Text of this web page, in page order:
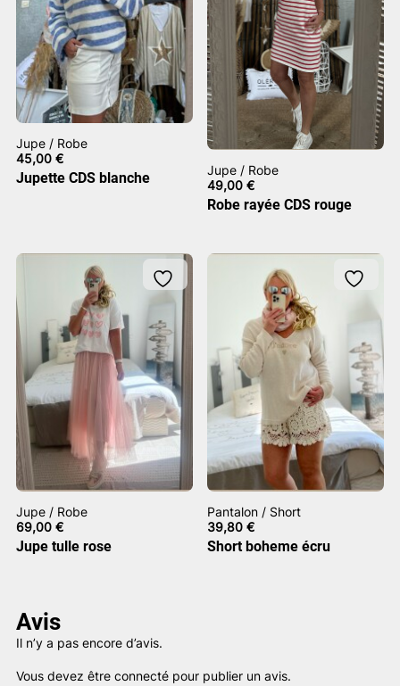
Jupe / Robe
45,00 €
Jupette CDS blanche
Jupe / Robe
49,00€
Robe rayée CDS rouge
Jupe / Robe
69,00 €
Jupe tulle rose
Pantalon / Short
39,80€
Short boheme écru
Avis
Il n’y a pas encore d’avis.
Vous devez être connecté pour publier un avis.